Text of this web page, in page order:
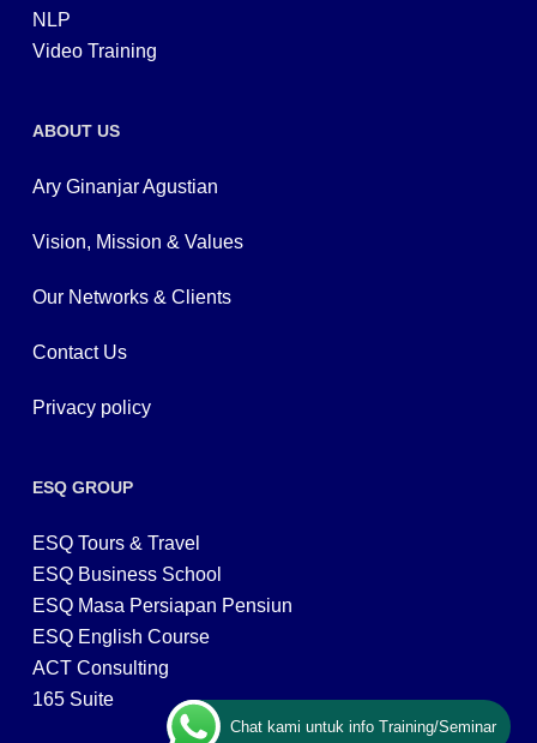
NLP
Video Training
ABOUT US
Ary Ginanjar Agustian
Vision, Mission & Values
Our Networks & Clients
Contact Us
Privacy policy
ESQ GROUP
ESQ Tours & Travel
ESQ Business School
ESQ Masa Persiapan Pensiun
ESQ English Course
ACT Consulting
165 Suite
Chat kami untuk info Training/Seminar